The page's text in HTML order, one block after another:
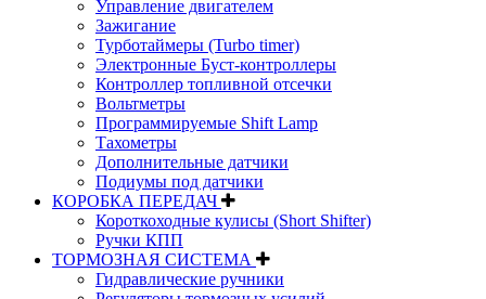
Управление двигателем
Зажигание
Турботаймеры (Turbo timer)
Электронные Буст-контроллеры
Контроллер топливной отсечки
Вольтметры
Программируемые Shift Lamp
Тахометры
Дополнительные датчики
Подиумы под датчики
КОРОБКА ПЕРЕДАЧ
Короткоходные кулисы (Short Shifter)
Ручки КПП
ТОРМОЗНАЯ СИСТЕМА
Гидравлические ручники